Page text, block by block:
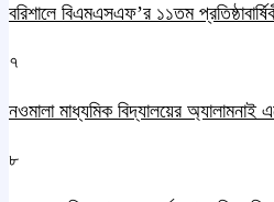
বরিশালে বিএমএসএফ’র ১১তম
৭
নওমালা মাধ্যমিক বিদ্যালয়ের অ্যালামনাই
৮